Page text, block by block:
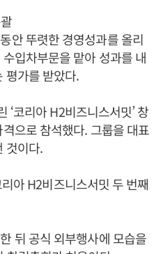
안 뚜렷한 경영성과를 올리
입차부문을 맡아 성과를 내
평가를 받았다.
‘코리아 H2비즈니스서밋’ 창
으로 참석했다. 그룹을 대표
것이다.
아 H2비즈니스서밋 두 번째
뒤 공식 외부행사에 모습을